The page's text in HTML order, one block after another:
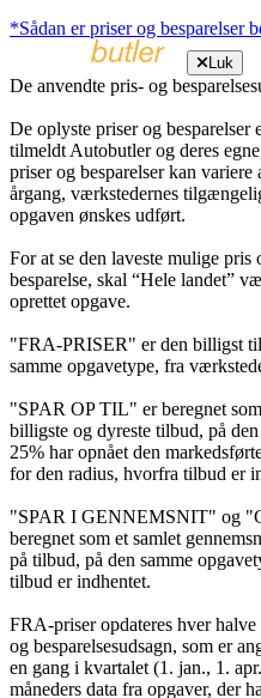
*Sådan er priser og besparelser
Luk
De anvendte pris- og
De oplyste priser og
tilmeldt Autobutler og deres
priser og besparelser kan
årgang, værkstedernes
opgaven ønskes udført.
For at se den laveste mulige pris
besparelse, skal “Hele landet”
oprettet opgave.
"FRA-PRISER" er den billigst
samme opgavetype, fra
"SPAR OP TIL" er beregnet
billigste og dyreste tilbud, på
25% har opnået den
for den radius, hvorfra tilbud er
"SPAR I GENNEMSNIT" og
beregnet som et samlet
på tilbud, på den samme
tilbud er indhentet.
FRA-priser opdateres hver
og besparelsesudsagn, som er
en gang i kvartalet (1. jan., 1.
måneders data fra opgaver, der